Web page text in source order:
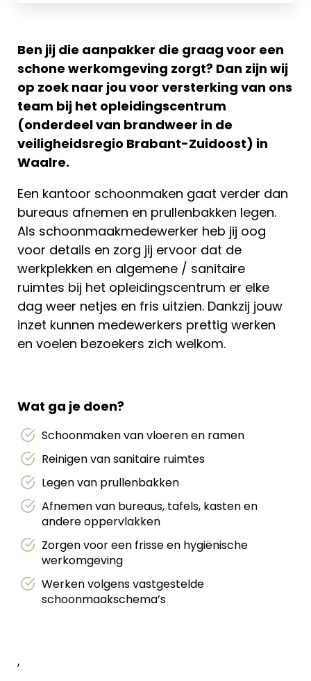
Ben jij die aanpakker die graag voor een
schone werkomgeving zorgt? Dan zijn wij
op zoek naar jou voor versterking van ons
team bij het opleidingscentrum
(onderdeel van brandweer in de
veiligheidsregio Brabant-Zuidoost) in
Waalre.
Een kantoor schoonmaken gaat verder dan
bureaus afnemen en prullenbakken legen.
Als schoonmaakmedewerker heb jij oog
voor details en zorg jij ervoor dat de
werkplekken en algemene / sanitaire
ruimtes bij het opleidingscentrum er elke
dag weer netjes en fris uitzien. Dankzij jouw
inzet kunnen medewerkers prettig werken
en voelen bezoekers zich welkom.
Wat ga je doen?
Schoonmaken van vloeren en ramen
Reinigen van sanitaire ruimtes
Legen van prullenbakken
Afnemen van bureaus, tafels, kasten en
andere oppervlakken
Zorgen voor een frisse en hygiënische
werkomgeving
Werken volgens vastgestelde
schoonmaakschema’s
,